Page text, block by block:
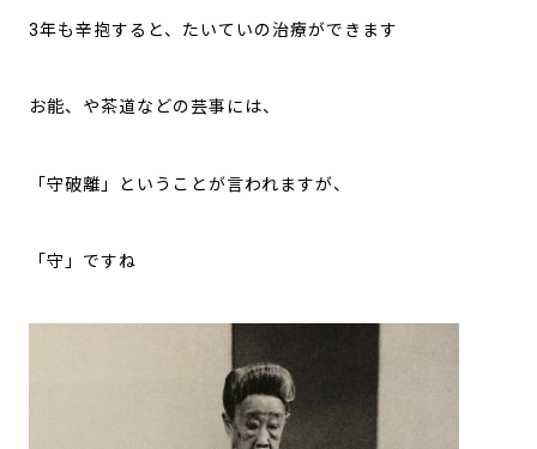
3年も辛抱すると、たいていの治療ができます
お能、や茶道などの芸事には、
「守破離」ということが言われますが、
「守」ですね